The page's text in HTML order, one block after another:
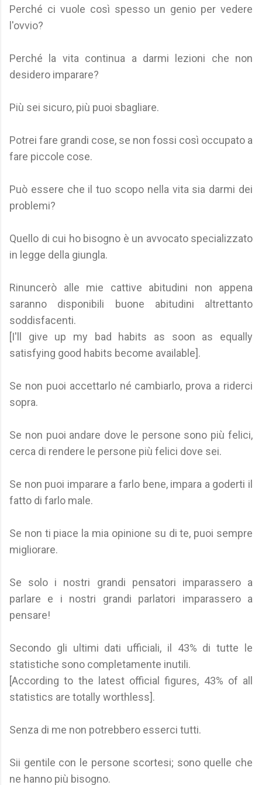
Perché ci vuole così spesso un genio per vedere
l'ovvio?
Perché la vita continua a darmi lezioni che non
desidero imparare?
Più sei sicuro, più puoi sbagliare.
Potrei fare grandi cose, se non fossi così occupato a
fare piccole cose.
Può essere che il tuo scopo nella vita sia darmi dei
problemi?
Quello di cui ho bisogno è un avvocato specializzato
in legge della giungla.
Rinuncerò alle mie cattive abitudini non appena
saranno disponibili buone abitudini altrettanto
soddisfacenti.
[I'll give up my bad habits as soon as equally
satisfying good habits become available].
Se non puoi accettarlo né cambiarlo, prova a riderci
sopra.
Se non puoi andare dove le persone sono più felici,
cerca di rendere le persone più felici dove sei.
Se non puoi imparare a farlo bene, impara a goderti il
fatto di farlo male.
Se non ti piace la mia opinione su di te, puoi sempre
migliorare.
Se solo i nostri grandi pensatori imparassero a
parlare e i nostri grandi parlatori imparassero a
pensare!
Secondo gli ultimi dati ufficiali, il 43% di tutte le
statistiche sono completamente inutili.
[According to the latest official figures, 43% of all
statistics are totally worthless].
Senza di me non potrebbero esserci tutti.
Sii gentile con le persone scortesi; sono quelle che
ne hanno più bisogno.